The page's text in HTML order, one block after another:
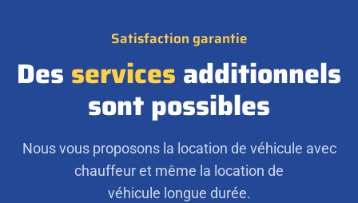
Satisfaction garantie
Des services additionnels
sont possibles
Nous vous proposons la location de véhicule avec
chauffeur et même la location de
véhicule longue durée.